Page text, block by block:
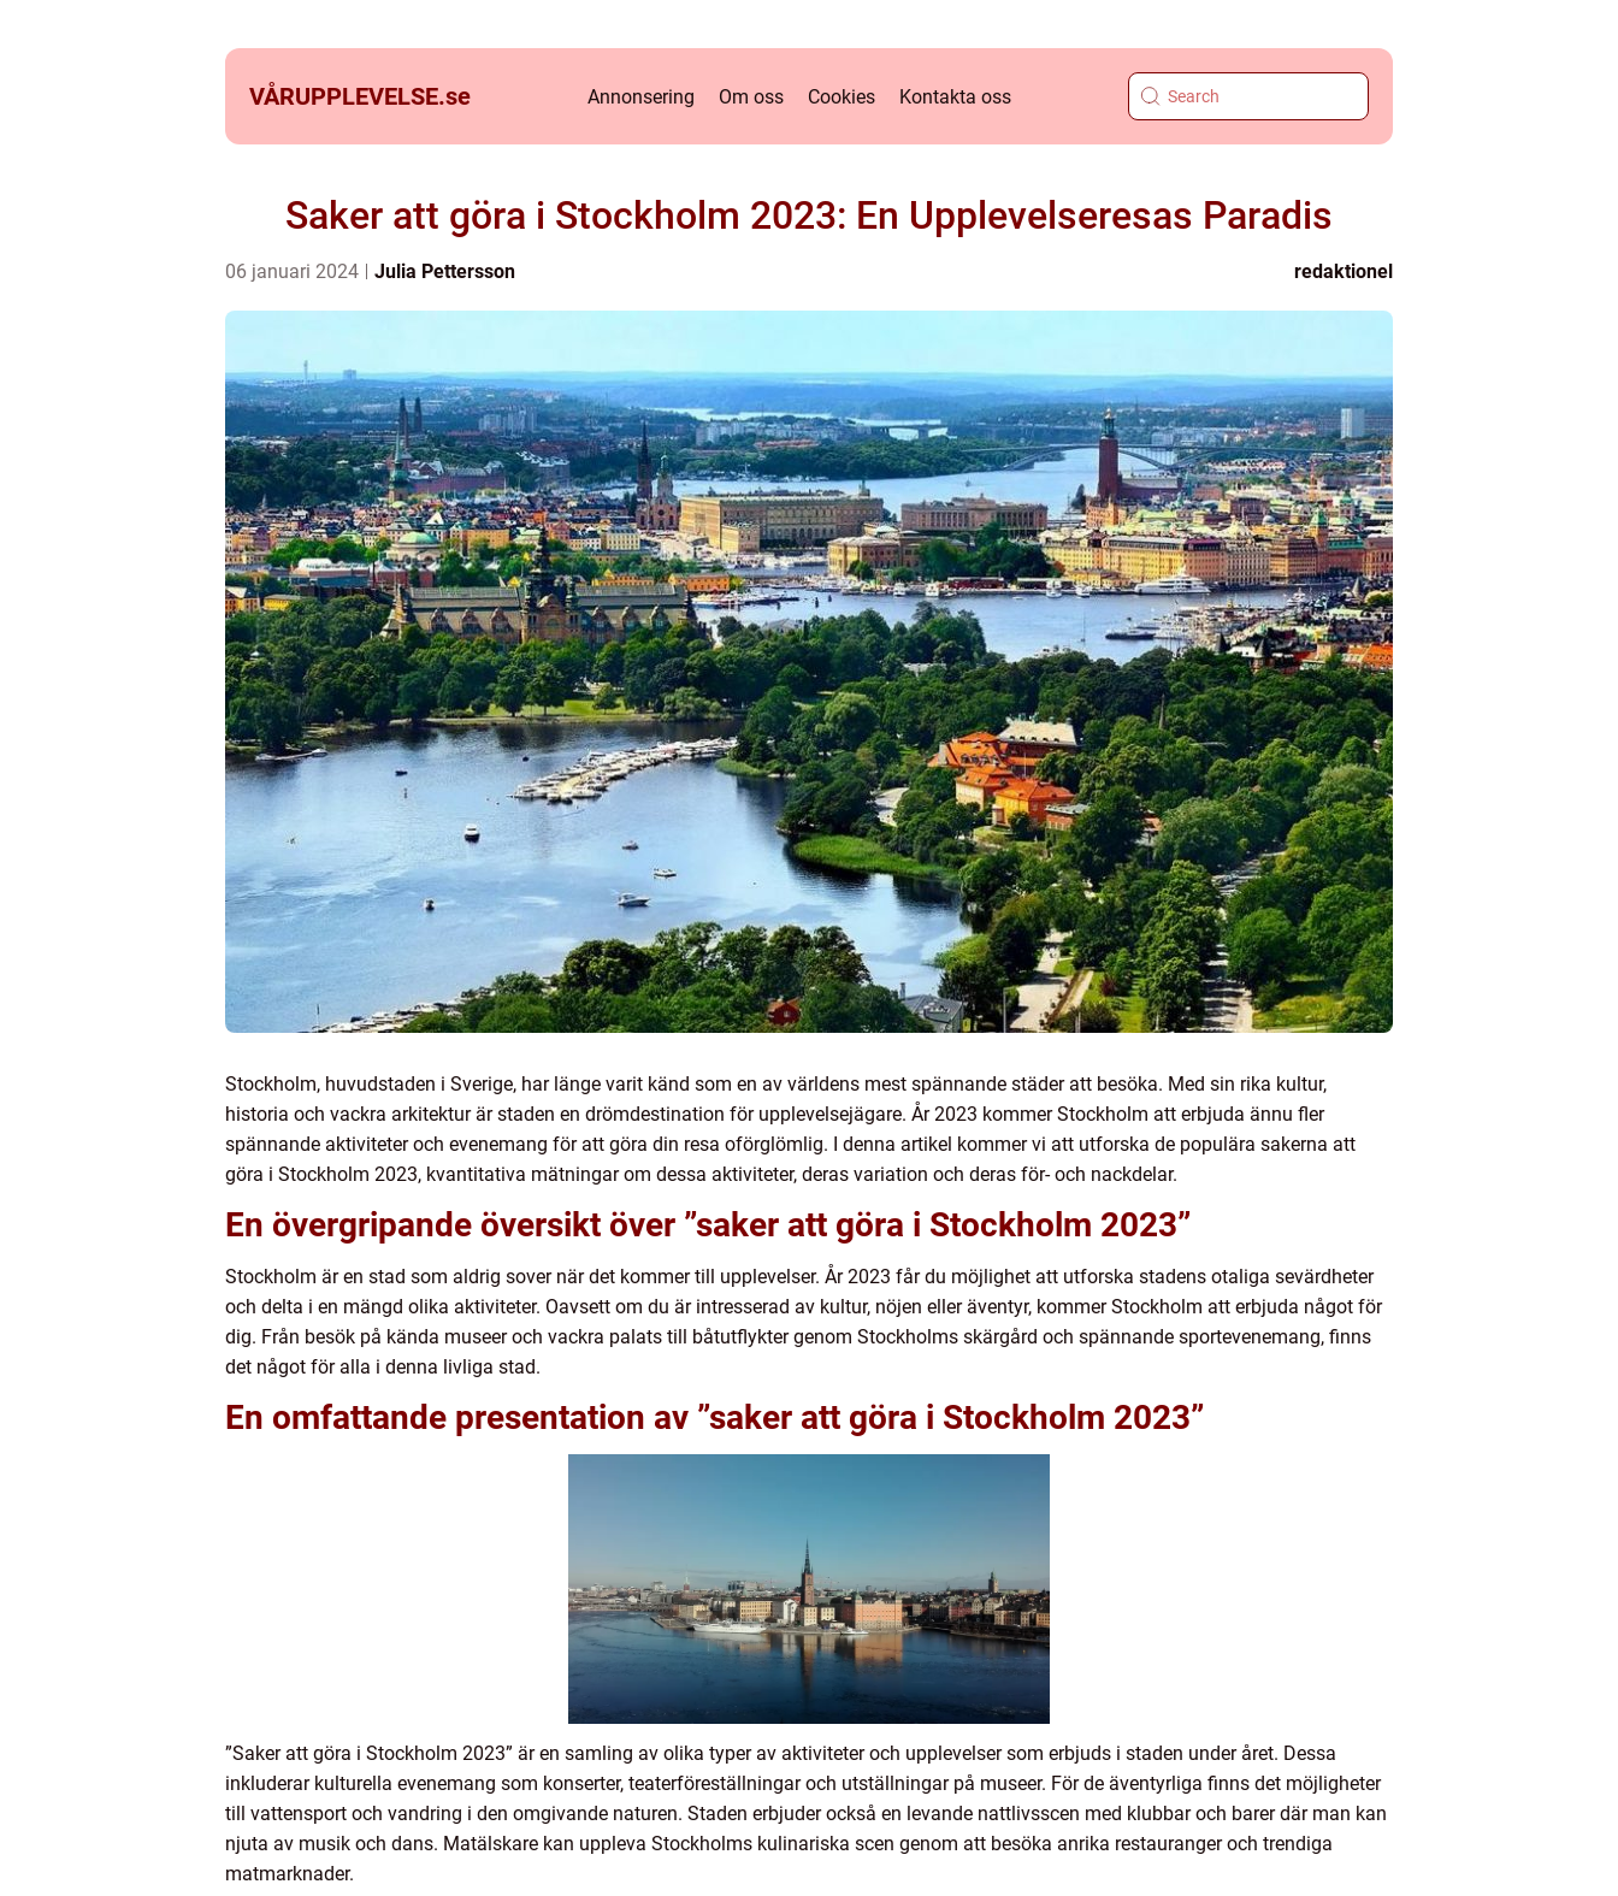
VÅRUPPLEVELSE.se Annonsering Om oss Cookies Kontakta oss
Saker att göra i Stockholm 2023: En Upplevelseresas Paradis
06 januari 2024 Julia Pettersson redaktionel
Stockholm, huvudstaden i Sverige, har länge varit känd som en av världens mest spännande städer att besöka. Med sin rika kultur,
historia och vackra arkitektur är staden en drömdestination för upplevelsejägare. År 2023 kommer Stockholm att erbjuda ännu fler
spännande aktiviteter och evenemang för att göra din resa oförglömlig. I denna artikel kommer vi att utforska de populära sakerna att
göra i Stockholm 2023, kvantitativa mätningar om dessa aktiviteter, deras variation och deras för- och nackdelar.
En övergripande översikt över ”saker att göra i Stockholm 2023”
Stockholm är en stad som aldrig sover när det kommer till upplevelser. År 2023 får du möjlighet att utforska stadens otaliga sevärdheter
och delta i en mängd olika aktiviteter. Oavsett om du är intresserad av kultur, nöjen eller äventyr, kommer Stockholm att erbjuda något för
dig. Från besök på kända museer och vackra palats till båtutflykter genom Stockholms skärgård och spännande sportevenemang, finns
det något för alla i denna livliga stad.
En omfattande presentation av ”saker att göra i Stockholm 2023”
”Saker att göra i Stockholm 2023” är en samling av olika typer av aktiviteter och upplevelser som erbjuds i staden under året. Dessa
inkluderar kulturella evenemang som konserter, teaterföreställningar och utställningar på museer. För de äventyrliga finns det möjligheter
till vattensport och vandring i den omgivande naturen. Staden erbjuder också en levande nattlivsscen med klubbar och barer där man kan
njuta av musik och dans. Matälskare kan uppleva Stockholms kulinariska scen genom att besöka anrika restauranger och trendiga
matmarknader.